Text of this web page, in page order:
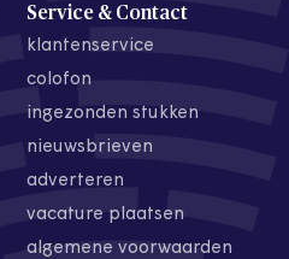
Service & Contact
klantenservice
colofon
ingezonden stukken
nieuwsbrieven
adverteren
vacature plaatsen
algemene voorwaarden